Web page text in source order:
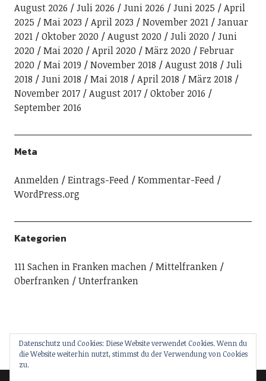
August 2026 Juli 2026 Juni 2026 Juni 2025
April
2025
Mai 2023 April 2023 November 2021
Januar
2021
Oktober 2020 August 2020 Juli 2020
Juni
2020
Mai 2020 April 2020 März 2020
Februar
2020
Mai 2019 November 2018 August 2018
Juli
2018
Juni 2018 Mai 2018 April 2018
März 2018
November 2017
August 2017
Oktober 2016
September 2016
Meta
Anmelden Eintrags-Feed
Kommentar-Feed
WordPress.org
Kategorien
111 Sachen in Franken machen
Mittelfranken
Oberfranken
Unterfranken
Datenschutz und Cookies: Diese Website verwendet Cookies. Wenn du
die Website weiterhin nutzt, stimmst du der Verwendung von Cookies
zu.